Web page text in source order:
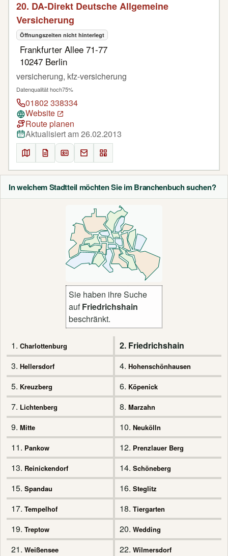
In welchem Stadtteil möchten Sie im Branchenbuch suchen?
Sie haben ihre Suche
aufFriedrichshain
beschränkt.
1. Charlottenburg
2. Friedrichshain
3. Hellersdorf 4. Hohenschönhausen
5. Kreuzberg 6. Köpenick
7. Lichtenberg 8. Marzahn
9. Mitte 10. Neukölln
11. Pankow 12. Prenzlauer Berg
13. Reinickendorf 14. Schöneberg
15. Spandau 16. Steglitz
17. Tempelhof 18. Tiergarten
19. Treptow 20. Wedding
21. Weißensee 22. Wilmersdorf
20. DA-Direkt Deutsche Allgemeine
Versicherung
Öffnungszeiten nicht hinterlegt
Frankfurter Allee 71-77
10247 Berlin
versicherung, kfz-versicherung
Datenqualität hoch75%
01802 338334
Website
Route planen
Aktualisiert am 26.02.2013